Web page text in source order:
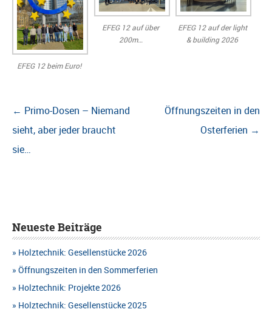
EFEG 12 beim Euro!
EFEG 12 auf über
200m…
EFEG 12 auf der light
& building 2026
Beitragsnavigation
← Primo-Dosen – Niemand
sieht, aber jeder braucht
sie…
Öffnungszeiten in den
Osterferien →
Neueste Beiträge
Holztechnik: Gesellenstücke 2026
Öffnungszeiten in den Sommerferien
Holztechnik: Projekte 2026
Holztechnik: Gesellenstücke 2025